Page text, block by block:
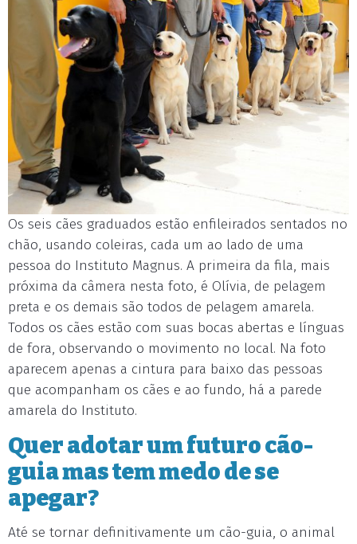
Os seis cães graduados estão enfileirados sentados no
chão, usando coleiras, cada um ao lado de uma
pessoa do Instituto Magnus. A primeira da fila, mais
próxima da câmera nesta foto, é Olívia, de pelagem
preta e os demais são todos de pelagem amarela.
Todos os cães estão com suas bocas abertas e línguas
de fora, observando o movimento no local. Na foto
aparecem apenas a cintura para baixo das pessoas
que acompanham os cães e ao fundo, há a parede
amarela do Instituto.
Quer adotar um futuro cão-
guia mas tem medo de se
apegar?
Até se tornar definitivamente um cão-guia, o animal